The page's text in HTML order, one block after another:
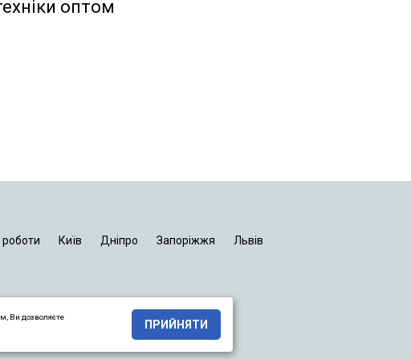
оптом
роботи Київ Дніпро Запоріжжя Львів
Ви дозволяєте
ПРИЙНЯТИ